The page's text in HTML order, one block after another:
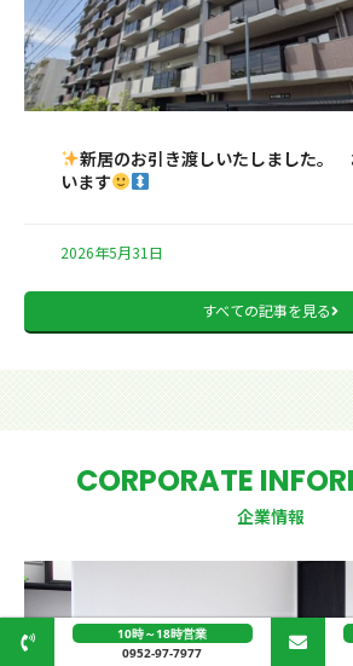
新居のお引き渡しいたしました。
います
2026年5月31日
すべての記事を見る
CORPORATE
企業情報
10時～18時営業
0952-97-7977